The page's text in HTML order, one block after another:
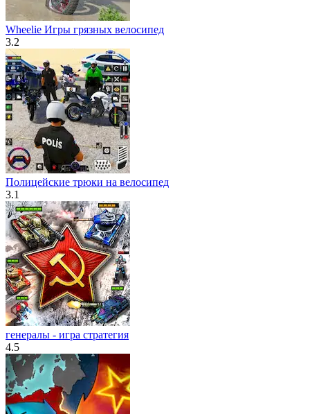
Wheelie Игры грязных велосипед
3.2
Полицейские трюки на велосипед
3.1
генералы - игра стратегия
4.5